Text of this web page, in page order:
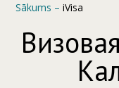
Sākums –iVisa